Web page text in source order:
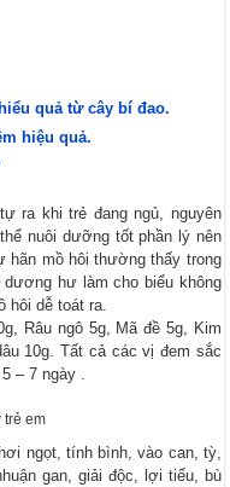
quả từ cây bí đao.
hiệu quả.
ra khi trẻ đang ngủ, nguyên
nuôi dưỡng tốt phần lý nên
hãn mồ hôi thường thấy trong
hư làm cho biểu không
hôi dễ toát ra.
Râu ngô 5g, Mã đề 5g, Kim
10g. Tất cả các vị đem sắc
– 7 ngày .
trẻ em
ngọt, tính bình, vào can, tỳ,
gan, giải độc, lợi tiểu, bù